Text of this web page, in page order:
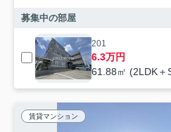
募集中の部屋
201
6.3万円
61.88㎡ (2LDK＋
賃貸マンション